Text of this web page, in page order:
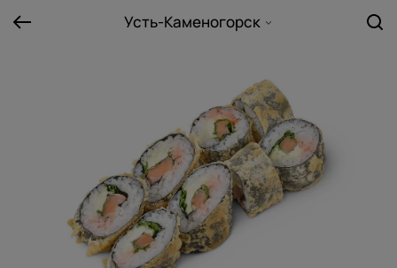
Усть-Каменогорск